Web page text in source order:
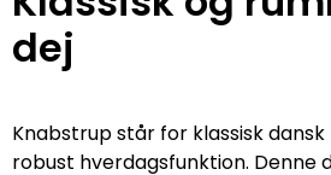
dej
Knabstrup står for klassisk
robust hverdagsfunktion. Denne